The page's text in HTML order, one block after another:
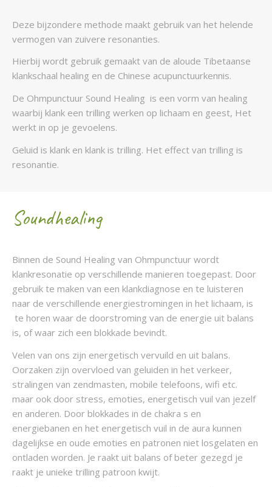
Deze bijzondere methode maakt gebruik van het helende
vermogen van zuivere resonanties.
Hierbij wordt gebruik gemaakt van de aloude Tibetaanse
klankschaal healing en de Chinese acupunctuurkennis.
De Ohmpunctuur Sound Healing is een vorm van healing
waarbij klank een trilling werken op lichaam en geest, Het
werkt in op je gevoelens.
Geluid is klank en klank is trilling. Het effect van trilling is
resonantie.
Soundhealing
Binnen de Sound Healing van Ohmpunctuur wordt
klankresonatie op verschillende manieren toegepast. Door
gebruik te maken van een klankdiagnose en te luisteren
naar de verschillende energiestromingen in het lichaam, is
te horen waar de doorstroming van de energie uit balans
is, of waar zich een blokkade bevindt.
Velen van ons zijn energetisch vervuild en uit balans.
Oorzaken zijn overvloed van geluiden in het verkeer,
stralingen van zendmasten, mobile telefoons, wifi etc.
maar ook door stress, emoties, energetisch vuil van jezelf
en anderen. Door blokkades in de chakra s en
energiebanen en het energetisch vuil in de aura kunnen
dagelijkse en oude emoties en patronen niet losgelaten en
ontladen worden. Je raakt uit balans of beter gezegd je
raakt je unieke trilling patroon kwijt.